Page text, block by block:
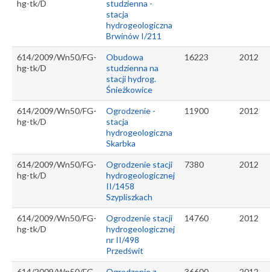
hg-tk/D
studzienna -
stacja
hydrogeologiczna
Brwinów I/211
614/2009/Wn50/FG-
hg-tk/D
Obudowa
studzienna na
stacji hydrog.
Śnieżkowice
16223 2012
614/2009/Wn50/FG-
hg-tk/D
Ogrodzenie -
stacja
hydrogeologiczna
Skarbka
11900 2012
614/2009/Wn50/FG-
hg-tk/D
Ogrodzenie stacji
hydrogeologicznej
II/1458
Szypliszkach
7380 2012
614/2009/Wn50/FG-
hg-tk/D
Ogrodzenie stacji
hydrogeologicznej
nr II/498
Przedświt
14760 2012